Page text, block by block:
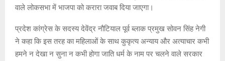
वाले लोकसभा में भाजपा को करारा जवाब दिया जाएगा।
प्रदेश कांग्रेस के सदस्य देवेंद्र नौटियाल पूर्व ब्लाक प्रमुख सोवन सिंह नेगी
ने कहा कि इस तरह का महिलाओं के साथ कुकृत्य अन्याय और अत्याचार कभी
हमने न देखा न सुना न कभी होगा जाति धर्म के नाम पर चलने वाले सरकार